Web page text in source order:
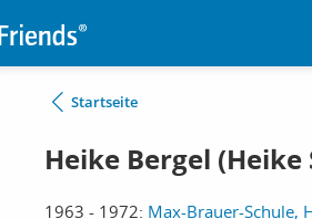
Startseite
Heike Bergel
1963 - 1972: Max-Brauer-Schule,